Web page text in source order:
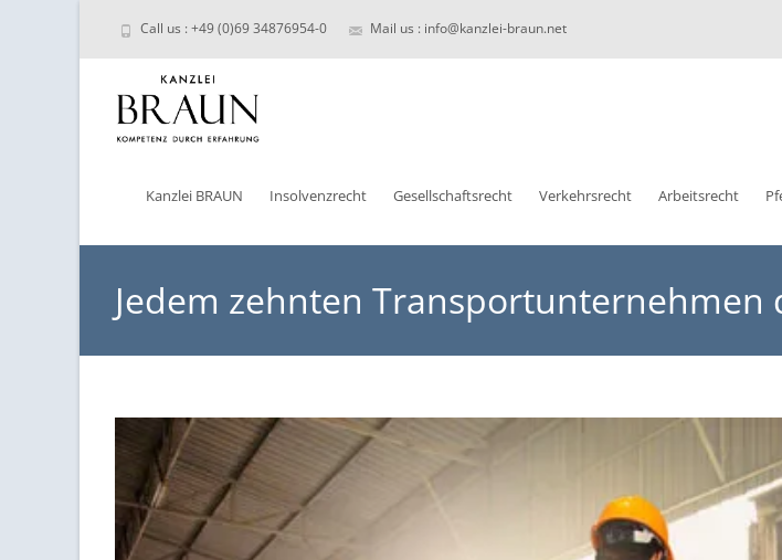
Call us : +49 (0)69 34876954-0 Mail us : info@kanzlei-braun.net
toKanzlei BRAUN Insolvenzrecht Gesellschaftsrecht Verkehrsrecht Arbeitsrecht
Jedem zehnten Transportunternehmen